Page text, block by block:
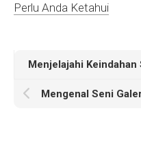
Perlu Anda Ketahui